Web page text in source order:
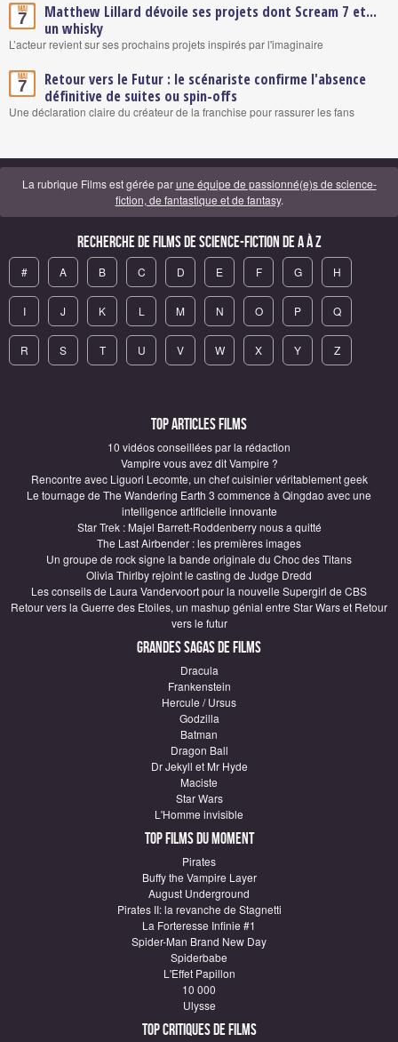
Mai
7
Matthew Lillard dévoile ses projets dont Scream 7 et...
un whisky
L’acteur revient sur ses prochains projets inspirés par l'imaginaire
Mai
7
Retour vers le Futur : le scénariste confirme l'absence
définitive de suites ou spin-offs
Une déclaration claire du créateur de la franchise pour rassurer les fans
La rubrique Films est gérée parune équipe de passionné(e)s de science-
fiction, de fantastique et de fantasy.
Recherche de Films de science-fiction de A à Z
# A B C D E F G H
I J K L M N O P Q
R S T U V W X Y Z
Top articles Films
10 vidéos conseillées par la rédaction
Vampire vous avez dit Vampire ?
Rencontre avec Liguori Lecomte, un chef cuisinier véritablement geek
Le tournage de The Wandering Earth 3 commence à Qingdao avec une
intelligence artificielle innovante
Star Trek : Majel Barrett-Roddenberry nous a quitté
The Last Airbender : les premières images
Un groupe de rock signe la bande originale du Choc des Titans
Olivia Thirlby rejoint le casting de Judge Dredd
Les conseils de Laura Vandervoort pour la nouvelle Supergirl de CBS
Retour vers la Guerre des Etoiles, un mashup génial entre Star Wars et Retour
vers le futur
Grandes sagas de Films
Dracula
Frankenstein
Hercule / Ursus
Godzilla
Batman
Dragon Ball
Dr Jekyll et Mr Hyde
Maciste
Star Wars
L'Homme invisible
Top Films du moment
Pirates
Buffy the Vampire Layer
August Underground
Pirates II: la revanche de Stagnetti
La Forteresse Infinie #1
Spider-Man Brand New Day
Spiderbabe
L'Effet Papillon
10 000
Ulysse
Top critiques de Films